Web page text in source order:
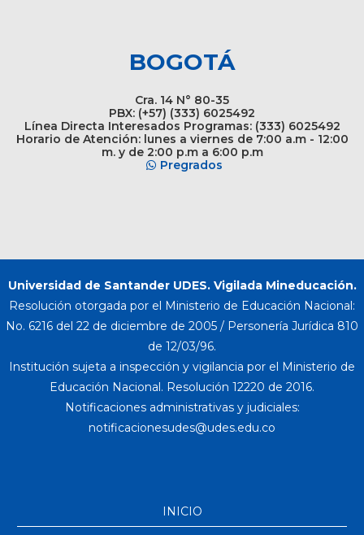
BOGOTÁ
Cra. 14 N° 80-35
PBX: (+57) (333) 6025492
Línea Directa Interesados Programas: (333) 6025492
Horario de Atención: lunes a viernes de 7:00 a.m - 12:00
m. y de 2:00 p.m a 6:00 p.m
Pregrados
Universidad de Santander UDES. Vigilada Mineducación.
Resolución otorgada por el Ministerio de Educación Nacional:
No. 6216 del 22 de diciembre de 2005 / Personería Jurídica 810
de 12/03/96.
Institución sujeta a inspección y vigilancia por el Ministerio de
Educación Nacional. Resolución 12220 de 2016.
Notificaciones administrativas y judiciales:
INICIO